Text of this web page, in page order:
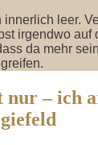
leer.
irgendwo auf
da mehr
nur – ich